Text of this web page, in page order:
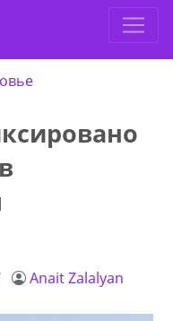
Anait Zalalyan